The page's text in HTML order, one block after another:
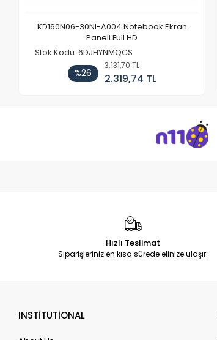
KD160N06-30NI-A004 Notebook Ekran
Paneli Full HD
Stok Kodu: 6DJHYNMQCS
%26
3.131,70 TL
2.319,74 TL
Hızlı Teslimat
Siparişleriniz en kısa sürede elinize ulaşır.
INSTİTUTİONAL